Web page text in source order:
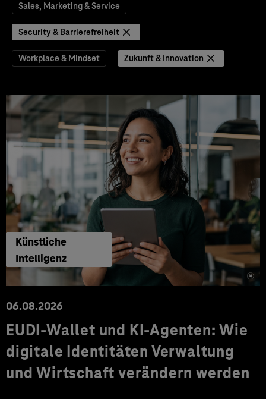
Sales, Marketing & Service
Security & Barrierefreiheit
Workplace & Mindset Zukunft & Innovation
Künstliche
Intelligenz
06.08.2026
EUDI-Wallet und KI-Agenten: Wie
digitale Identitäten Verwaltung
und Wirtschaft verändern werden